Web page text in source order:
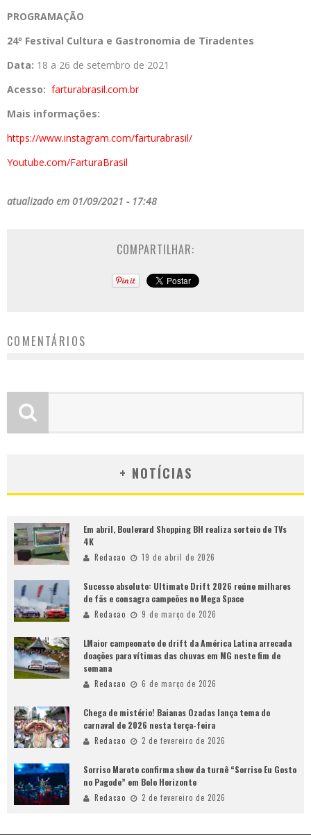
PROGRAMAÇÃO
24º Festival Cultura e Gastronomia de Tiradentes
Data: 18 a 26 de setembro de 2021
Acesso: farturabrasil.com.br
Mais informações:
https://www.instagram.com/farturabrasil/
Youtube.com/FarturaBrasil
atualizado em 01/09/2021 - 17:48
COMPARTILHAR:
COMENTÁRIOS
+ NOTÍCIAS
Em abril, Boulevard Shopping BH realiza sorteio de TVs
4K
Redacao 19 de abril de 2026
Sucesso absoluto: Ultimate Drift 2026 reúne milhares
de fãs e consagra campeões no Mega Space
Redacao 9 de março de 2026
LMaior campeonato de drift da América Latina arrecada
doações para vítimas das chuvas em MG neste fim de
semana
Redacao 6 de março de 2026
Chega de mistério! Baianas Ozadas lança tema do
carnaval de 2026 nesta terça-feira
Redacao 2 de fevereiro de 2026
Sorriso Maroto confirma show da turnê “Sorriso Eu Gosto
no Pagode” em Belo Horizonte
Redacao 2 de fevereiro de 2026